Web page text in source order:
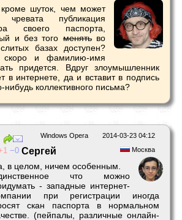
шуток, чем может
чревата публикация
своего паспорта,
и без тогоменятьво
базах доступен?
скоро и фамилию-имя
придется. Вдруг злоумышленник
в интернете, да и вставит в подпись
нибудь коллективного письма?
2014-03-23 04:12
Windows Opera
Москва
1 0 Сергей
в целом, ничем особенным.
что можно
- западные интернет-
при регистрации иногда
скан паспорта в нормальном
(пейпалы, различные онлайн-